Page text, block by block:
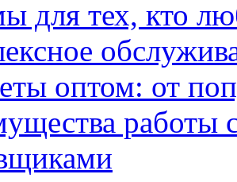
для тех, кто
оптом: от
работы